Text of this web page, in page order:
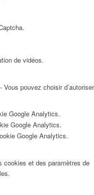
de vidéos.
pouvez choisir d’autoriser
Google Analytics.
Google Analytics.
Google Analytics.
cookies et des paramètres de